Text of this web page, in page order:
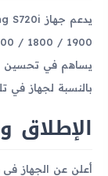
يساهم في تحسين
بالنسبة لجهاز في
الإطلاق